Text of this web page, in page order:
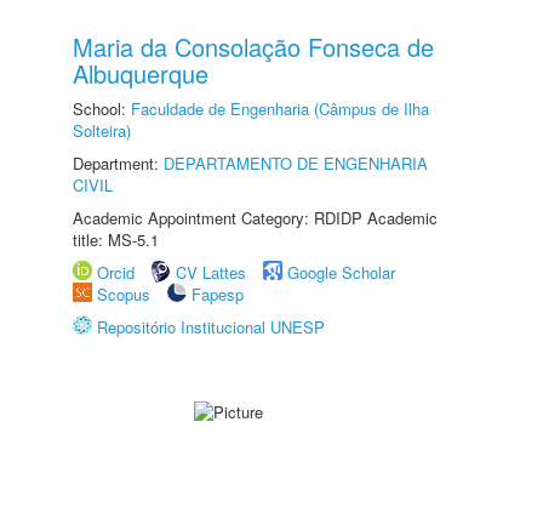
Maria da Consolação Fonseca de
Albuquerque
School: Faculdade de Engenharia (Câmpus de Ilha
Solteira)
Department: DEPARTAMENTO DE ENGENHARIA
CIVIL
Academic Appointment Category: RDIDP Academic
title: MS-5.1
Orcid
CV Lattes
Google Scholar
Scopus
Fapesp
Repositório Institucional UNESP